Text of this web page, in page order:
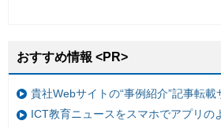
おすすめ情報 <PR>
貴社Webサイトの“事例紹介”記事転載
ICT教育ニュースをスマホでアプリの